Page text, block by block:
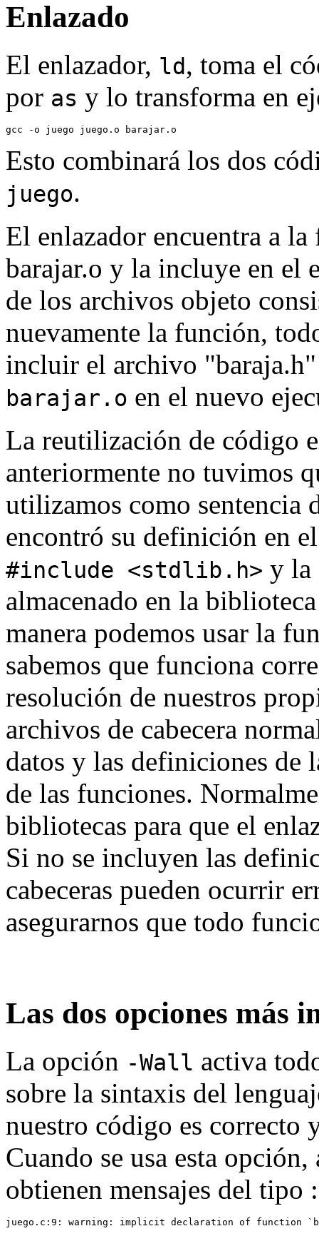
Enlazado
El enlazador, ld, toma el
por as y lo transforma en
Esto combinará los dos
juego.
El enlazador encuentra a
barajar.o y la incluye en el
de los archivos objeto
nuevamente la función,
incluir el archivo
barajar.o en el nuevo
La reutilización de código
anteriormente no tuvimos
utilizamos como sentencia
encontró su definición en
#include <stdlib.h> y la
almacenado en la
manera podemos usar la
sabemos que funciona
resolución de nuestros
archivos de cabecera
datos y las definiciones de
de las funciones.
bibliotecas para que el
Si no se incluyen las
cabeceras pueden ocurrir
asegurarnos que todo
Las dos opciones más
La opción -Wall activa
sobre la sintaxis del
nuestro código es correcto
Cuando se usa esta
obtienen mensajes del tipo :